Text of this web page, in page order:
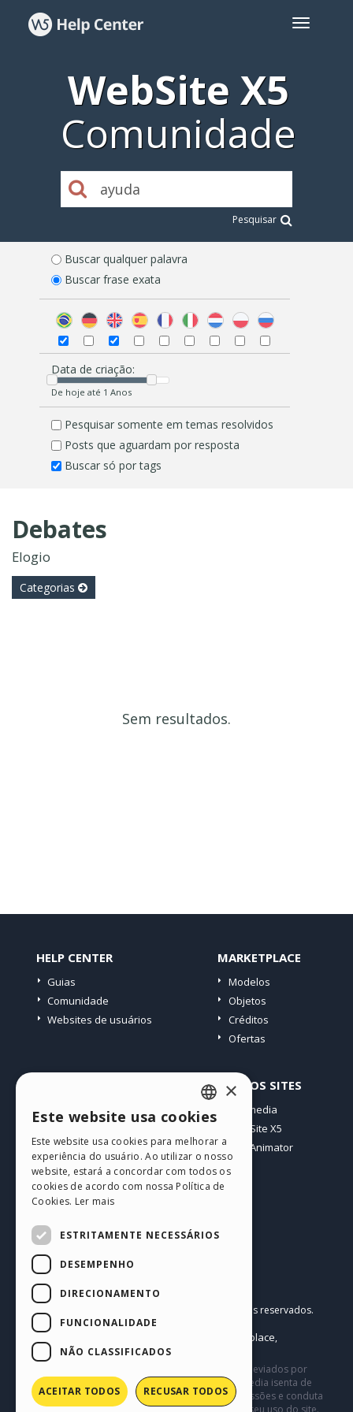
WebSite X5
Comunidade
Pesquisar
Buscar qualquer palavra
Buscar frase exata
Data de criação:
De hoje até 1 Anos
Pesquisar somente em temas resolvidos
Posts que aguardam por resposta
Buscar só por tags
Debates
Elogio
Categorias
Sem resultados.
HELP CENTER
Guias
Comunidade
Websites de usuários
MARKETPLACE
Modelos
Objetos
Créditos
Ofertas
Meus posts
Download
Hospedagem Web
Meus Créditos
OUTROS SITES
Incomedia
WebSite X5
WebAnimator
Português BR
Copyright © 2026
Todos os direitos reservados.
P.IVA IT07514640015
Help Center / Marketplace,
Templates,Objects|Política de Privacidade
Este site contém conteúdo comentários e opiniões eviados por
usuários, e é apenas para fins informativos. Incomedia isenta de
toda e qualquer responsabilidade pelos atos, omissões e conduta
de terceiros em conexão com ou relacionadas ao seu uso do site.
ENGLISH
ITALIAN
GERMAN
PORTUGUESE
×
Este website usa cookies
Este website usa cookies para melhorar a
experiência do usuário. Ao utilizar o nosso
website, estará a concordar com todos os
cookies de acordo com nossa Política de
Cookies. Ler mais
ESTRITAMENTE NECESSÁRIOS
DESEMPENHO
DIRECIONAMENTO
FUNCIONALIDADE
NÃO CLASSIFICADOS
ACEITAR TODOS RECUSAR TODOS